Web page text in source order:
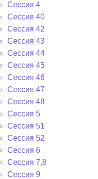
Сессия 4
Сессия 40
Сессия 42
Сессия 43
Сессия 44
Сессия 45
Сессия 46
Сессия 47
Сессия 48
Сессия 5
Сессия 51
Сессия 52
Сессия 6
Сессия 7,8
Сессия 9